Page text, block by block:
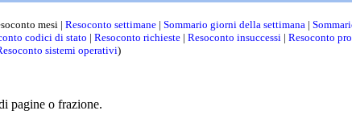
mesi | Resoconto settimane | Sommario giorni della settimana |
codici di stato | Resoconto richieste | Resoconto insuccessi | Resoconto
sistemi operativi)
pagine o frazione.